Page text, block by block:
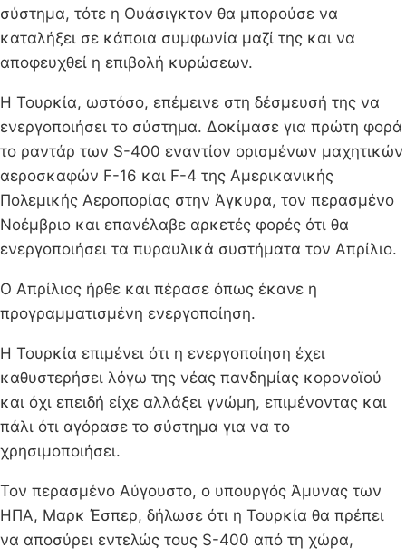
σύστημα, τότε η Ουάσιγκτον θα μπορούσε να
καταλήξει σε κάποια συμφωνία μαζί της και να
αποφευχθεί η επιβολή κυρώσεων.
Η Τουρκία, ωστόσο, επέμεινε στη δέσμευσή της να
ενεργοποιήσει το σύστημα. Δοκίμασε για πρώτη φορά
το ραντάρ των S-400 εναντίον ορισμένων μαχητικών
αεροσκαφών F-16 και F-4 της Αμερικανικής
Πολεμικής Αεροπορίας στην Άγκυρα, τον περασμένο
Νοέμβριο και επανέλαβε αρκετές φορές ότι θα
ενεργοποιήσει τα πυραυλικά συστήματα τον Απρίλιο.
Ο Απρίλιος ήρθε και πέρασε όπως έκανε η
προγραμματισμένη ενεργοποίηση.
Η Τουρκία επιμένει ότι η ενεργοποίηση έχει
καθυστερήσει λόγω της νέας πανδημίας κορονοϊού
και όχι επειδή είχε αλλάξει γνώμη, επιμένοντας και
πάλι ότι αγόρασε το σύστημα για να το
χρησιμοποιήσει.
Τον περασμένο Αύγουστο, ο υπουργός Άμυνας των
ΗΠΑ, Μαρκ Έσπερ, δήλωσε ότι η Τουρκία θα πρέπει
να αποσύρει εντελώς τους S-400 από τη χώρα,